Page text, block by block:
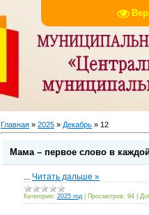
Главная » 2025 » Декабрь » 12
Мама – первое слово в
... Читать дальше »
Категория: 2025 год Просмотров: 94